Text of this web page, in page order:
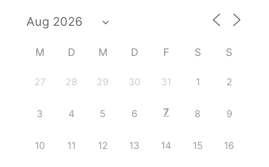
M D M D F S S
27 28 29 30 31 1 2
3 4 5 6 7 8 9
10 11 12 13 14 15 16